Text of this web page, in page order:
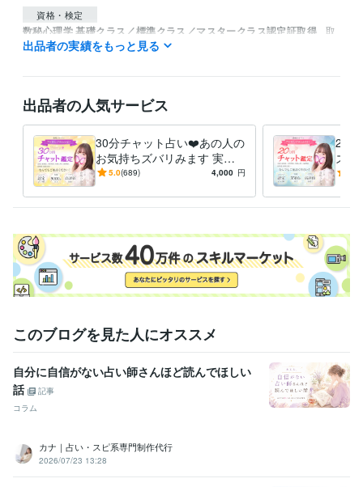
資格・検定
数秘心理学 基礎クラス／標準クラス／マスタークラス認定証取得
取
得年 : 2018年
数秘術鑑定士 取得年 : 2017年
タロットリーディングマスター
得意分野
占い ワンオラクルメッセージ
恋愛/人間関係総合
占い チャット
出品者の実績をもっと見る
出品者の人気サービス
30分チャット占い❤️あの人の
お気持ちズバリみます 実績5
000件‼️複雑愛あの人彼の気持
5.0(689) 4,000 円
20
ズバ
件‼️
このブログを見た人にオススメ
自分に自信がない占い師さんほど読んでほしい
話
記事
コラム
カナ｜占い・スピ系専門制作代行
2026/07/23 13:28